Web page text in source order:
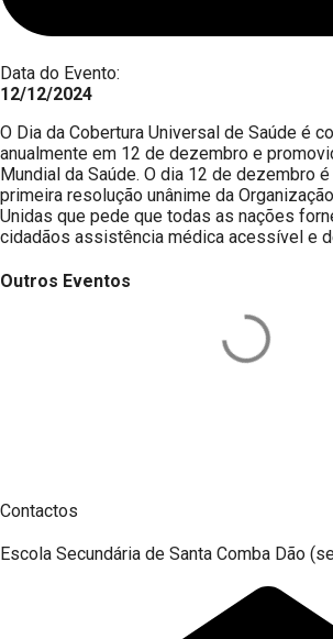
Data do Evento:
12/12/2024
O Dia da Cobertura Universal de Saúde é
anualmente em 12 de dezembro e
Mundial da Saúde. O dia 12 de dezembro
primeira resolução unânime da
Unidas que pede que todas as nações
cidadãos assistência médica acessível e
Outros Eventos
Contactos
Escola Secundária de Santa Comba Dão